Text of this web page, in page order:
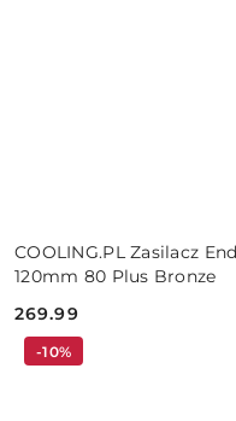
COOLING.PL Zasilacz
120mm 80 Plus Bronze
Cena:
269.99
-10%